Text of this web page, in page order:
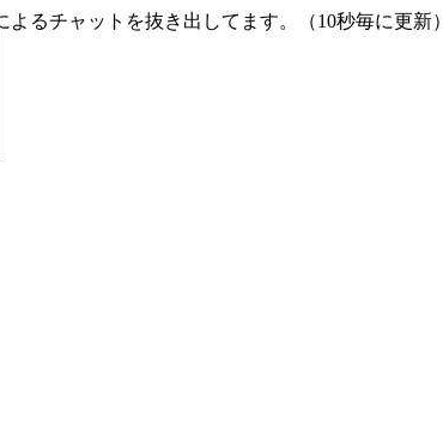
るチャットを抜き出してます。（10秒毎に更新）